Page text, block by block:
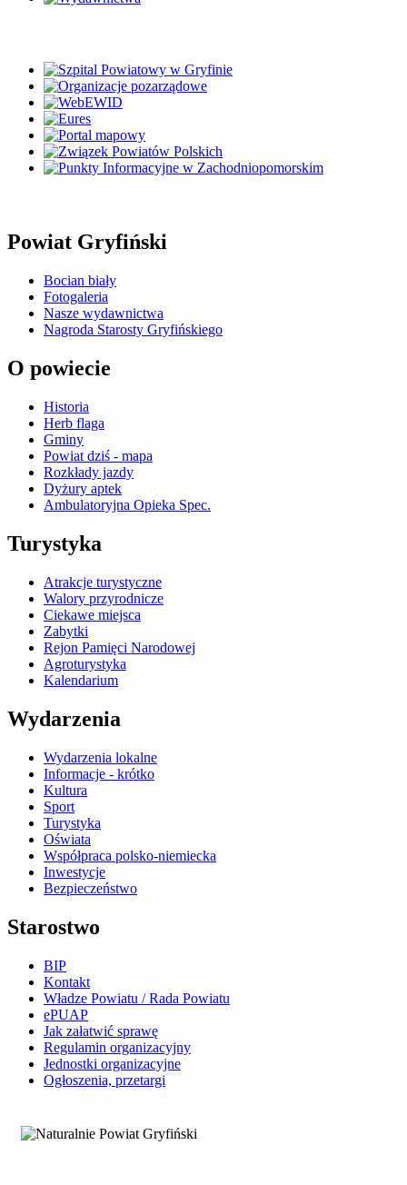
Powiat Gryfiński
Bocian biały
Fotogaleria
Nasze wydawnictwa
Nagroda Starosty Gryfińskiego
O powiecie
Historia
Herb flaga
Gminy
Powiat dziś - mapa
Rozkłady jazdy
Dyżury aptek
Ambulatoryjna Opieka Spec.
Turystyka
Atrakcje turystyczne
Walory przyrodnicze
Ciekawe miejsca
Zabytki
Rejon Pamięci Narodowej
Agroturystyka
Kalendarium
Wydarzenia
Wydarzenia lokalne
Informacje - krótko
Kultura
Sport
Turystyka
Oświata
Współpraca polsko-niemiecka
Inwestycje
Bezpieczeństwo
Starostwo
BIP
Kontakt
Władze Powiatu / Rada Powiatu
ePUAP
Jak załatwić sprawę
Regulamin organizacyjny
Jednostki organizacyjne
Ogłoszenia, przetargi